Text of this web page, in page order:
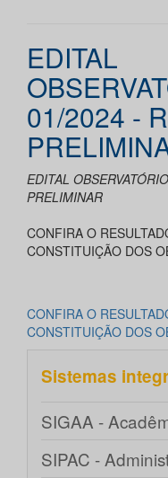
EDITAL
01/2024 -
EDITAL
PRELIMINAR
CONFIRA O
CONSTITUIÇÃO DOS
CONFIRA O
CONSTITUIÇÃO DOS
Sistemas
SIGAA -
SIPAC -